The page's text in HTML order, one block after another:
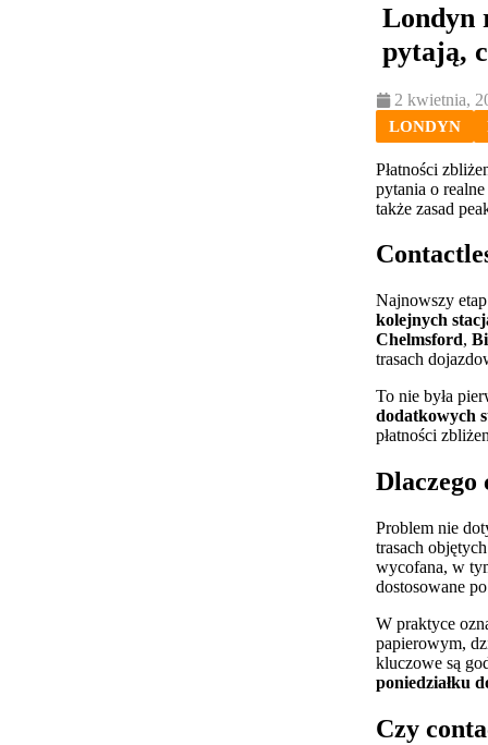
Londyn
pytają,
2 kwietnia,
LONDYN
Płatności
pytania o
także zasad
Najnowszy
kolejnych
Chelmsford,
trasach
To nie była
dodatkowych
płatności
Dlaczego
Problem nie
trasach
wycofana, w
dostosowane
W praktyce
papierowym,
kluczowe są
poniedziałku
Czy